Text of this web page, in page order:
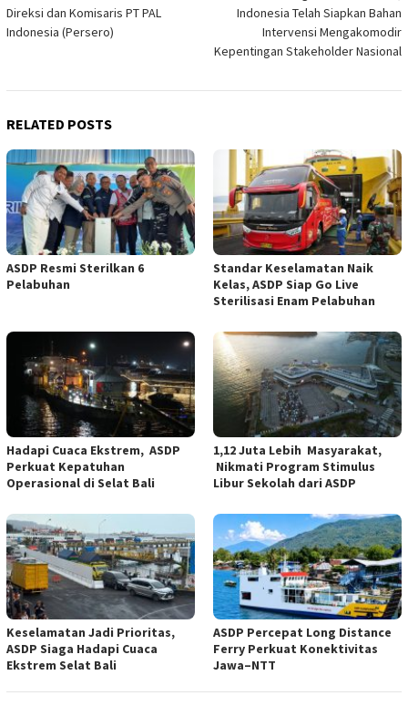
Direksi dan Komisaris PT PAL
Indonesia (Persero)
Indonesia Telah Siapkan Bahan
Intervensi Mengakomodir
Kepentingan Stakeholder Nasional
RELATED POSTS
ASDP Resmi Sterilkan 6
Pelabuhan
Standar Keselamatan Naik
Kelas, ASDP Siap Go Live
Sterilisasi Enam Pelabuhan
Hadapi Cuaca Ekstrem, ASDP
Perkuat Kepatuhan
Operasional di Selat Bali
1,12 Juta Lebih Masyarakat,
Nikmati Program Stimulus
Libur Sekolah dari ASDP
Keselamatan Jadi Prioritas,
ASDP Siaga Hadapi Cuaca
Ekstrem Selat Bali
ASDP Percepat Long Distance
Ferry Perkuat Konektivitas
Jawa–NTT